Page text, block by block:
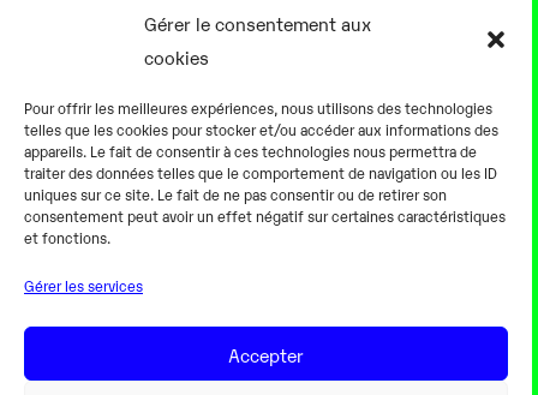
Gérer le consentement aux
cookies
Pour offrir les meilleures expériences, nous utilisons des technologies
telles que les cookies pour stocker et/ou accéder aux informations des
appareils. Le fait de consentir à ces technologies nous permettra de
traiter des données telles que le comportement de navigation ou les ID
uniques sur ce site. Le fait de ne pas consentir ou de retirer son
consentement peut avoir un effet négatif sur certaines caractéristiques
et fonctions.
Gérer les services
Accepter
Présentation
En pratique
Tarifs et horaires
Salles
Équipements numériques
Gaming